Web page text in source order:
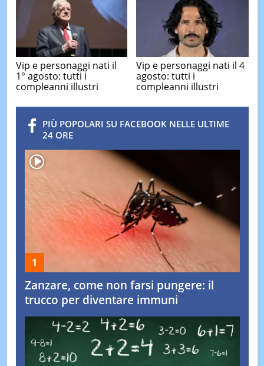
Vip e personaggi nati il
1° agosto: tutti i
compleanni illustri
Vip e personaggi nati il 4
agosto: tutti i
compleanni illustri
PIÙ POPOLARI SU FACEBOOK NELLE ULTIME
24 ORE
Zanzare, come non farsi pungere: il
trucco per diventare immuni